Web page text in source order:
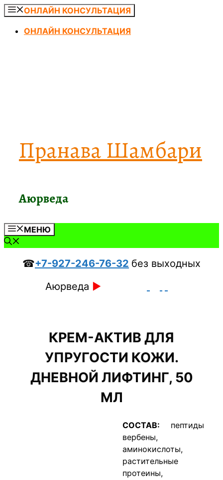
Перейти
содержимому
ОНЛАЙН КОНСУЛЬТАЦИЯ
ОНЛАЙН КОНСУЛЬТАЦИЯ
Пранава Шамбари
Аюрведа
МЕНЮ
☎+7-927-246-76-32 без выходных
Аюрведа ►
КРЕМ-АКТИВ ДЛЯ
УПРУГОСТИ КОЖИ.
ДНЕВНОЙ ЛИФТИНГ, 50
МЛ
СОСТАВ: пептиды
вербены,
аминокислоты,
растительные
протеины,